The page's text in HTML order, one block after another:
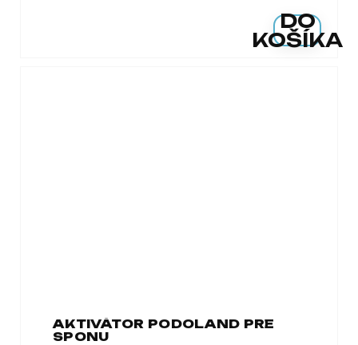
DO
KOŠÍKA
AKTIVÁTOR PODOLAND PRE
SPONU